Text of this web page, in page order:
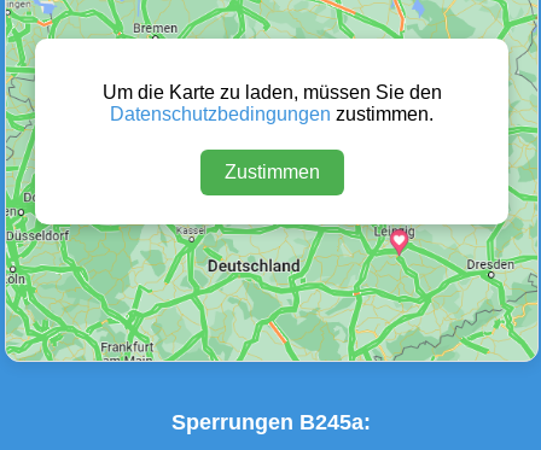
Wetter Warnungen Sperrungen
Defektes Fahrzeug
Um die Karte zu laden, müssen Sie den
Datenschutzbedingungen zustimmen.
Zustimmen
Sperrungen B245a: